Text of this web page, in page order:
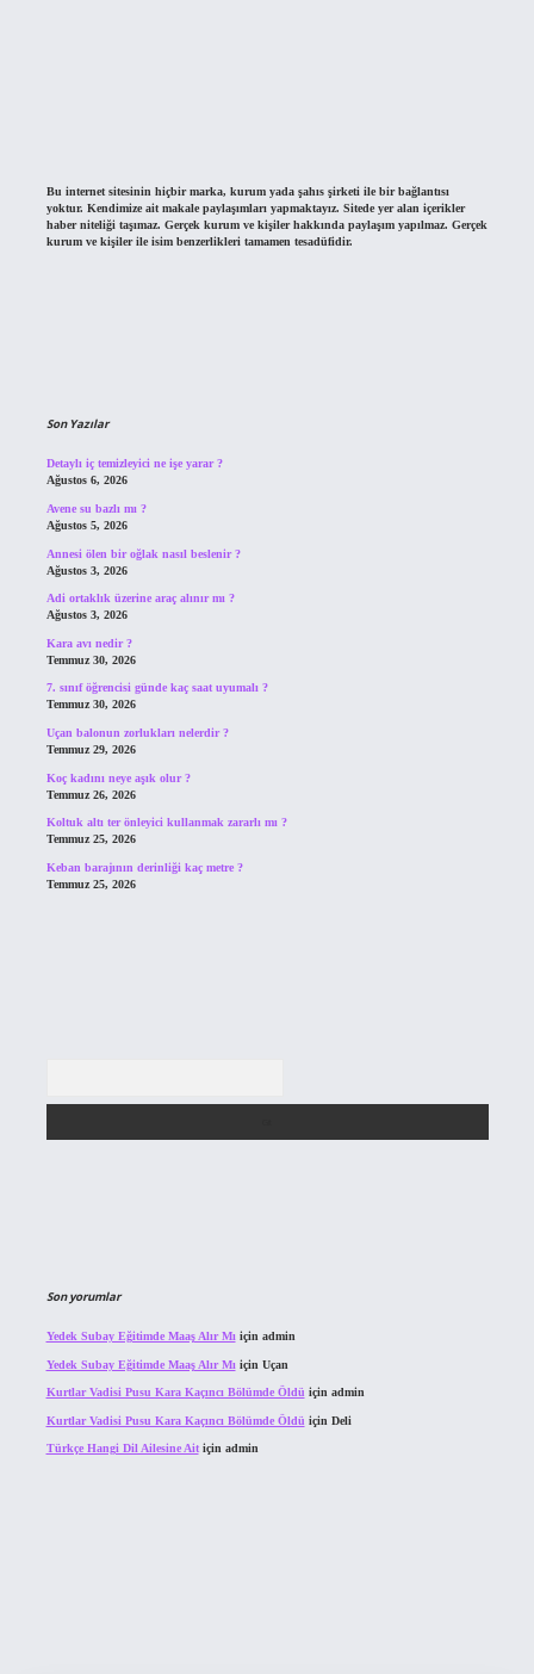
Bu internet sitesinin hiçbir marka, kurum yada şahıs şirketi ile bir bağlantısı
yoktur. Kendimize ait makale paylaşımları yapmaktayız. Sitede yer alan içerikler
haber niteliği taşımaz. Gerçek kurum ve kişiler hakkında paylaşım yapılmaz. Gerçek
kurum ve kişiler ile isim benzerlikleri tamamen tesadüfidir.
Son Yazılar
Detaylı iç temizleyici ne işe yarar ?
Ağustos 6, 2026
Avene su bazlı mı ?
Ağustos 5, 2026
Annesi ölen bir oğlak nasıl beslenir ?
Ağustos 3, 2026
Adi ortaklık üzerine araç alınır mı ?
Ağustos 3, 2026
Kara avı nedir ?
Temmuz 30, 2026
7. sınıf öğrencisi günde kaç saat uyumalı ?
Temmuz 30, 2026
Uçan balonun zorlukları nelerdir ?
Temmuz 29, 2026
Koç kadını neye aşık olur ?
Temmuz 26, 2026
Koltuk altı ter önleyici kullanmak zararlı mı ?
Temmuz 25, 2026
Keban barajının derinliği kaç metre ?
Temmuz 25, 2026
Son yorumlar
Yedek Subay Eğitimde Maaş Alır Mı için admin
Yedek Subay Eğitimde Maaş Alır Mı için Uçan
Kurtlar Vadisi Pusu Kara Kaçıncı Bölümde Öldü için admin
Kurtlar Vadisi Pusu Kara Kaçıncı Bölümde Öldü için Deli
Türkçe Hangi Dil Ailesine Aitiçin admin